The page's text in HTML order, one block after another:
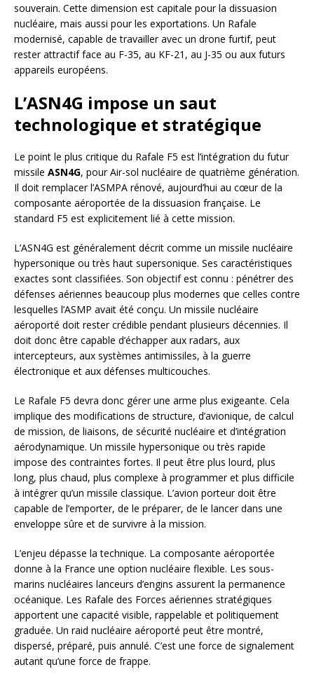
souverain. Cette dimension est capitale pour la dissuasion
nucléaire, mais aussi pour les exportations. Un Rafale
modernisé, capable de travailler avec un drone furtif, peut
rester attractif face au F-35, au KF-21, au J-35 ou aux futurs
appareils européens.
L’ASN4G impose un saut
technologique et stratégique
Le point le plus critique du Rafale F5 est l’intégration du futur
missile ASN4G, pour Air-sol nucléaire de quatrième génération.
Il doit remplacer l’ASMPA rénové, aujourd’hui au cœur de la
composante aéroportée de la dissuasion française. Le
standard F5 est explicitement lié à cette mission.
L’ASN4G est généralement décrit comme un missile nucléaire
hypersonique ou très haut supersonique. Ses caractéristiques
exactes sont classifiées. Son objectif est connu : pénétrer des
défenses aériennes beaucoup plus modernes que celles contre
lesquelles l’ASMP avait été conçu. Un missile nucléaire
aéroporté doit rester crédible pendant plusieurs décennies. Il
doit donc être capable d’échapper aux radars, aux
intercepteurs, aux systèmes antimissiles, à la guerre
électronique et aux défenses multicouches.
Le Rafale F5 devra donc gérer une arme plus exigeante. Cela
implique des modifications de structure, d’avionique, de calcul
de mission, de liaisons, de sécurité nucléaire et d’intégration
aérodynamique. Un missile hypersonique ou très rapide
impose des contraintes fortes. Il peut être plus lourd, plus
long, plus chaud, plus complexe à programmer et plus difficile
à intégrer qu’un missile classique. L’avion porteur doit être
capable de l’emporter, de le préparer, de le lancer dans une
enveloppe sûre et de survivre à la mission.
L’enjeu dépasse la technique. La composante aéroportée
donne à la France une option nucléaire flexible. Les sous-
marins nucléaires lanceurs d’engins assurent la permanence
océanique. Les Rafale des Forces aériennes stratégiques
apportent une capacité visible, rappelable et politiquement
graduée. Un raid nucléaire aéroporté peut être montré,
dispersé, préparé, puis annulé. C’est une force de signalement
autant qu’une force de frappe.